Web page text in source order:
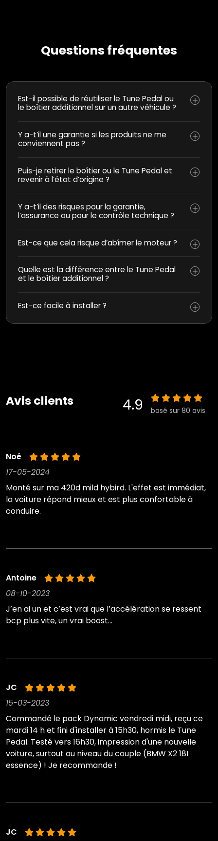
Questions fréquentes
Est-il possible de réutiliser le Tune Pedal ou
le boîtier additionnel sur un autre véhicule ?
Y a-t’il une garantie si les produits ne me
conviennent pas ?
Puis-je retirer le boîtier ou le Tune Pedal et
revenir à l’état d’origine ?
Y a-t’il des risques pour la garantie,
l’assurance ou pour le contrôle technique ?
Est-ce que cela risque d’abîmer le moteur ?
Quelle est la différence entre le Tune Pedal
et le boîtier additionnel ?
Est-ce facile à installer ?
Avis clients 4.9 basé sur 80 avis
Noé
17-05-2024
Monté sur ma 420d mild hybird. L'effet est immédiat,
la voiture répond mieux et est plus confortable à
conduire.
Antoine
08-10-2023
J’en ai un et c’est vrai que l’accélération se ressent
bcp plus vite, un vrai boost…
JC
15-03-2023
Commandé le pack Dynamic vendredi midi, reçu ce
mardi 14 h et fini d'installer à 15h30, hormis le Tune
Pedal. Testé vers 16h30, impression d'une nouvelle
voiture, surtout au niveau du couple (BMW X2 18I
essence) ! Je recommande !
JC